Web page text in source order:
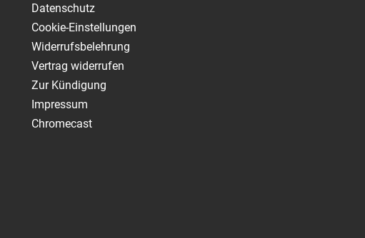
Datenschutz
Cookie-Einstellungen
Widerrufsbelehrung
Vertrag widerrufen
Zur Kündigung
Impressum
Chromecast